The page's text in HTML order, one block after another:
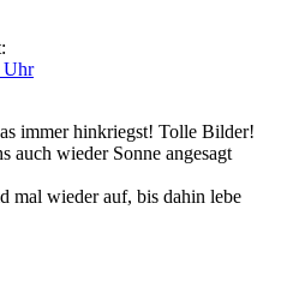
Uhr
immer hinkriegst! Tolle Bilder!
auch wieder Sonne angesagt
mal wieder auf, bis dahin lebe